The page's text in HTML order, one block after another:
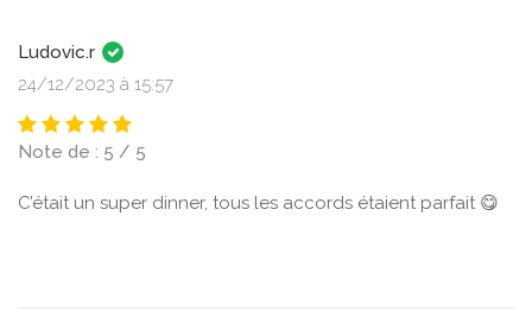
Ludovic.r
24/12/2023 à 15:57
Note de : 5 / 5
C’était un super dinner, tous les accords étaient parfait 😋